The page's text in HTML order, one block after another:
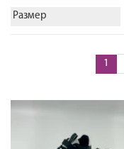
Размер
1